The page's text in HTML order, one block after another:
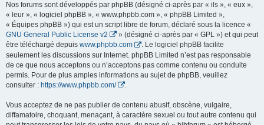
Nos forums sont développés par phpBB (désigné ci-après par « ils », « eux »,
« leur », « logiciel phpBB », « www.phpbb.com », « phpBB Limited »,
« Équipes phpBB ») qui est un script libre de forum, déclaré sous la licence «
GNU General Public License v2
» (désigné ci-après par « GPL ») et qui peut
être téléchargé depuis www.phpbb.com
. Le logiciel phpBB facilite
seulement les discussions sur Internet. phpBB Limited n’est pas responsable
de ce que nous acceptons ou n’acceptons pas comme contenu ou conduite
permis. Pour de plus amples informations au sujet de phpBB, veuillez
consulter : https://www.phpbb.com/
Vous acceptez de ne pas publier de contenu abusif, obscène, vulgaire,
diffamatoire, choquant, menaçant, à caractère sexuel ou tout autre contenu qui